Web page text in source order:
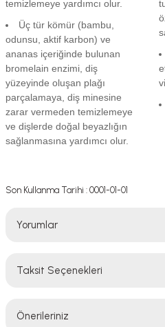
temizlemeye yardımcı olur.
Üç tür kömür (bambu,
odunsu, aktif karbon) ve
ananas içeriğinde bulunan
bromelain enzimi, diş
yüzeyinde oluşan plağı
parçalamaya, diş minesine
zarar vermeden temizlemeye
ve dişlerde doğal beyazlığın
sağlanmasına yardımcı olur.
Son Kullanma Tarihi : 0001-01-01
Yorumlar
Taksit Seçenekleri
Önerileriniz